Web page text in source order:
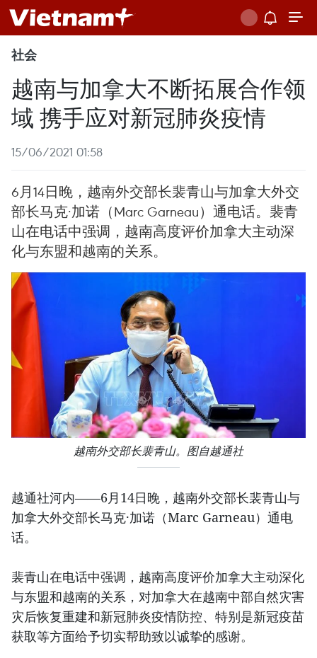
社会
越南与加拿大不断拓展合作领
域 携手应对新冠肺炎疫情
15/06/2021 01:58
6月14日晚，越南外交部长裴青山与加拿大外交
部长马克·加诺（Marc Garneau）通电话。裴青
山在电话中强调，越南高度评价加拿大主动深
化与东盟和越南的关系。
越南外交部长裴青山。图自越通社
越通社河内——6月14日晚，越南外交部长裴青山与
加拿大外交部长马克·加诺（Marc Garneau）通电
话。
裴青山在电话中强调，越南高度评价加拿大主动深化
与东盟和越南的关系，对加拿大在越南中部自然灾害
灾后恢复重建和新冠肺炎疫情防控、特别是新冠疫苗
获取等方面给予切实帮助致以诚挚的感谢。